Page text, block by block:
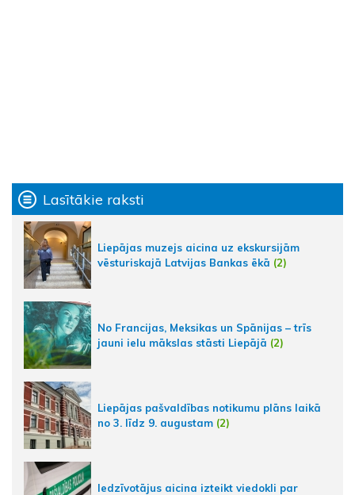
Lasītākie raksti
Liepājas muzejs aicina uz ekskursijām
vēsturiskajā Latvijas Bankas ēkā (2)
No Francijas, Meksikas un Spānijas – trīs
jauni ielu mākslas stāsti Liepājā (2)
Liepājas pašvaldības notikumu plāns laikā
no 3. līdz 9. augustam (2)
Iedzīvotājus aicina izteikt viedokli par